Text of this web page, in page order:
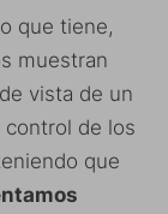
que tiene,
muestran
vista de un
de los
que